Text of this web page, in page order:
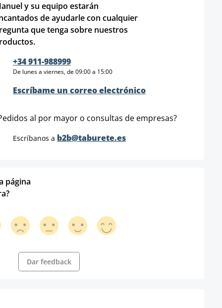
y su equipo estarán
de ayudarle con cualquier
que tenga sobre nuestros
+34 911-988999
De lunes a viernes, de 09:00 a 15:00
Escríbame un correo electrónico
al por mayor o consultas de empresas?
Escríbanos a b2b@taburete.es
página
Dar feedback